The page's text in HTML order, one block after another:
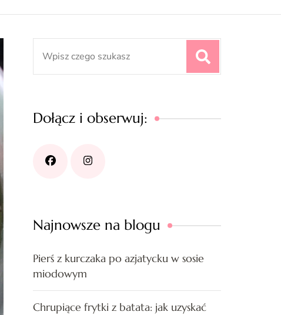
Dołącz i obserwuj:
Najnowsze na blogu
Pierś z kurczaka po azjatycku w sosie
miodowym
Chrupiące frytki z batata: jak uzyskać